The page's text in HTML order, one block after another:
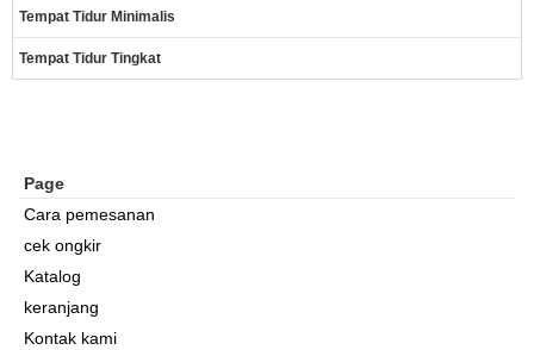
Tempat Tidur Minimalis
Tempat Tidur Tingkat
Page
Cara pemesanan
cek ongkir
Katalog
keranjang
Kontak kami